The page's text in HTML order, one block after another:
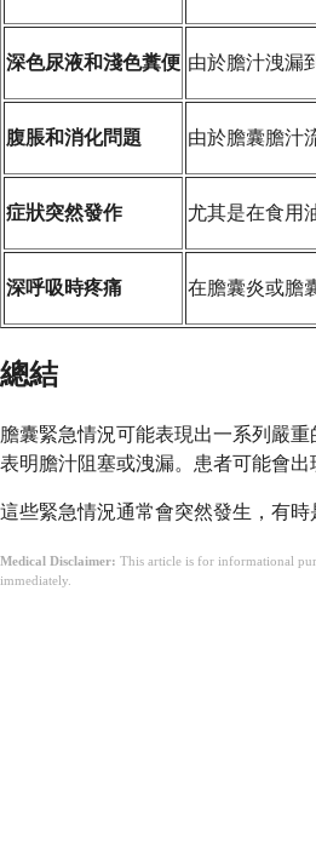
深色尿液和淺色糞便 由於膽汁洩漏
腹脹和消化問題 由於膽囊膽汁
症狀突然發作 尤其是在食用
深呼吸時疼痛 在膽囊炎或膽
總結
膽囊緊急情況可能表現出一系列嚴
表明膽汁阻塞或洩漏。患者可能會
這些緊急情況通常會突然發生，有
Medical Disclaimer: This article is for informational
immediately.